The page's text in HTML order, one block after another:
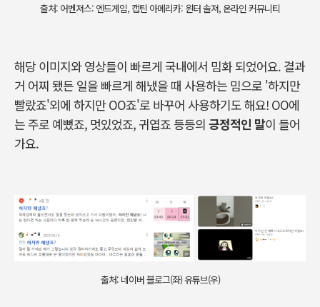
출처: 어벤져스: 엔드게임, 캡틴 아메리카: 윈터 솔져, 온라인 커뮤니티
해당 이미지와 영상들이 빠르게 국내에서 밈화 되었어요. 결과
거 어찌 됐든 일을 빠르게 해냈을 때 사용하는 밈으로 '하지만
빨랐죠'외에 하지만 OO죠'로 바꾸어 사용하기도 해요! OO에
는 주로 예뻤죠, 멋있었죠, 귀엽죠 등등의 긍정적인 말이 들어
가요.
출처: 네이버 블로그(좌) 유튜브(우)